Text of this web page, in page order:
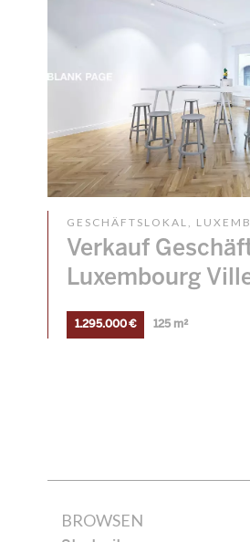
GESCHÄFTSLOKAL,
Verkauf
Luxembourg
1.295.000 € 125 m²
BROWSEN